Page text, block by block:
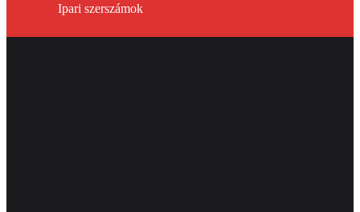
Ipari szerszámok